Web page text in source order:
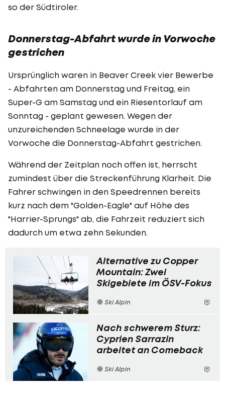
so der Südtiroler.
Donnerstag-Abfahrt wurde in Vorwoche
gestrichen
Ursprünglich waren in Beaver Creek vier Bewerbe
- Abfahrten am Donnerstag und Freitag, ein
Super-G am Samstag und ein Riesentorlauf am
Sonntag - geplant gewesen. Wegen der
unzureichenden Schneelage wurde in der
Vorwoche die Donnerstag-Abfahrt gestrichen.
Während der Zeitplan noch offen ist, herrscht
zumindest über die Streckenführung Klarheit. Die
Fahrer schwingen in den Speedrennen bereits
kurz nach dem "Golden-Eagle" auf Höhe des
"Harrier-Sprungs" ab, die Fahrzeit reduziert sich
dadurch um etwa zehn Sekunden.
Alternative zu Copper
Mountain: Zwei
Skigebiete im ÖSV-Fokus
Ski Alpin
Nach schwerem Sturz:
Cyprien Sarrazin
arbeitet an Comeback
Ski Alpin